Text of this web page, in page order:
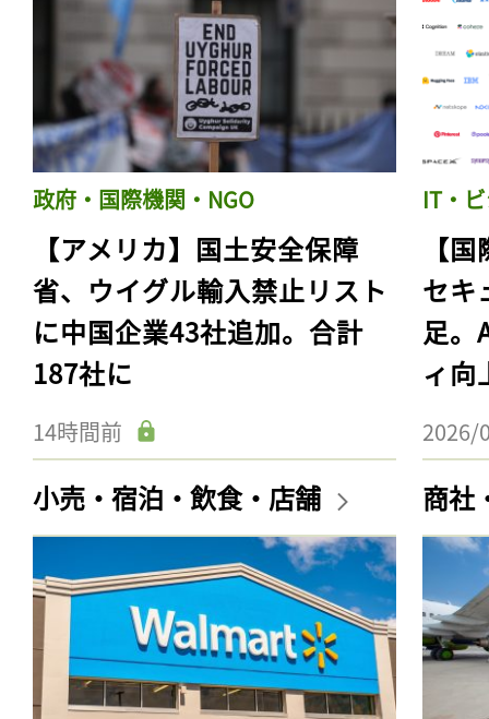
政府・国際機関・NGO
【アメリカ】国土安全保障
省、ウイグル輸入禁止リスト
に中国企業43社追加。合計
187社に
14時間前
IT・
【
セキ
足。
ィ向
2026/
小売・宿泊・飲食・店舗 商社